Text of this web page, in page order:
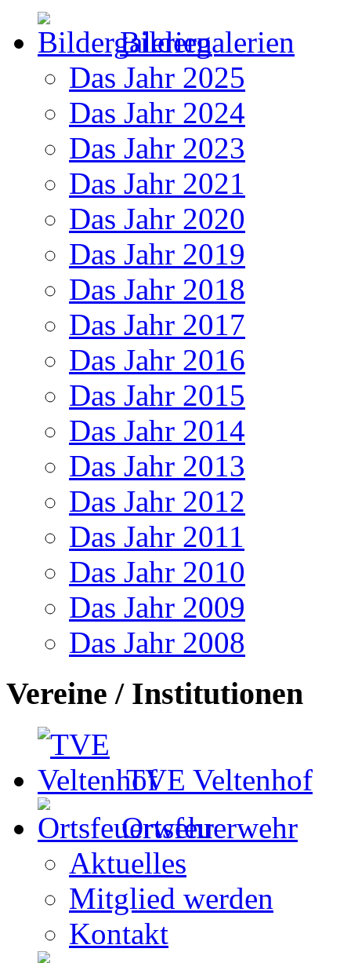
Bildergalerien
Das Jahr 2025
Das Jahr 2024
Das Jahr 2023
Das Jahr 2021
Das Jahr 2020
Das Jahr 2019
Das Jahr 2018
Das Jahr 2017
Das Jahr 2016
Das Jahr 2015
Das Jahr 2014
Das Jahr 2013
Das Jahr 2012
Das Jahr 2011
Das Jahr 2010
Das Jahr 2009
Das Jahr 2008
Vereine / Institutionen
TVE Veltenhof
Ortsfeuerwehr
Aktuelles
Mitglied werden
Kontakt